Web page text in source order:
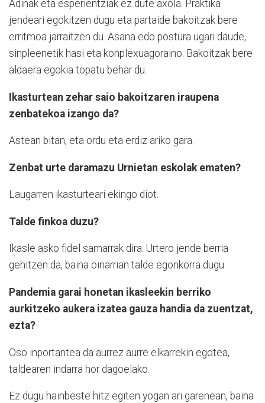
Adinak eta esperientziak ez dute axola. Praktika
jendeari egokitzen dugu eta partaide bakoitzak bere
erritmoa jarraitzen du. Asana edo postura ugari daude,
sinpleenetik hasi eta konplexuagoraino. Bakoitzak bere
aldaera egokia topatu behar du.
Ikasturtean zehar saio bakoitzaren iraupena
zenbatekoa izango da?
Astean bitan, eta ordu eta erdiz ariko gara.
Zenbat urte daramazu Urnietan eskolak ematen?
Laugarren ikasturteari ekingo diot.
Talde finkoa duzu?
Ikasle asko fidel samarrak dira. Urtero jende berria
gehitzen da, baina oinarrian talde egonkorra dugu.
Pandemia garai honetan ikasleekin berriko
aurkitzeko aukera izatea gauza handia da zuentzat,
ezta?
Oso inportantea da aurrez aurre elkarrekin egotea,
taldearen indarra hor dagoelako.
Ez dugu hainbeste hitz egiten yogan ari garenean, baina